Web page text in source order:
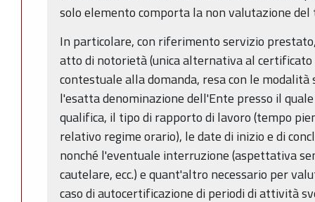
solo elemento comporta la non valutazione
In particolare, con riferimento servizio
atto di notorietà (unica alternativa al
contestuale alla domanda, resa con le
l'esatta denominazione dell'Ente presso il
qualifica, il tipo di rapporto di lavoro (tempo
relativo regime orario), le date di inizio e di
nonché l'eventuale interruzione (aspettativa
cautelare, ecc.) e quant'altro necessario per
caso di autocertificazione di periodi di attività